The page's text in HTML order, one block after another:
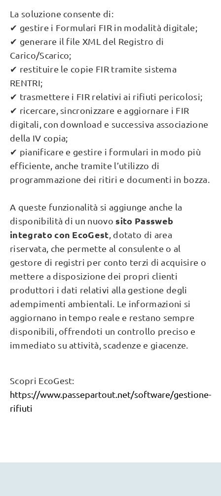
La soluzione consente di:
✔ gestire i Formulari FIR in modalità digitale;
✔ generare il file XML del Registro di
Carico/Scarico;
✔ restituire le copie FIR tramite sistema
RENTRI;
✔ trasmettere i FIR relativi ai rifiuti pericolosi;
✔ ricercare, sincronizzare e aggiornare i FIR
digitali, con download e successiva associazione
della IV copia;
✔ pianificare e gestire i formulari in modo più
efficiente, anche tramite l’utilizzo di
programmazione dei ritiri e documenti in bozza.
A queste funzionalità si aggiunge anche la
disponibilità di un nuovo sito Passweb
integrato con EcoGest , dotato di area
riservata, che permette al consulente o al
gestore di registri per conto terzi di acquisire o
mettere a disposizione dei propri clienti
produttori i dati relativi alla gestione degli
adempimenti ambientali. Le informazioni si
aggiornano in tempo reale e restano sempre
disponibili, offrendoti un controllo preciso e
immediato su attività, scadenze e giacenze.
Scopri EcoGest:
https://www.passepartout.net/software/gestione-
rifiuti